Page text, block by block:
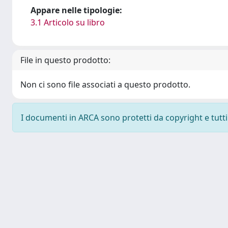
Appare nelle tipologie:
3.1 Articolo su libro
File in questo prodotto:
Non ci sono file associati a questo prodotto.
I documenti in ARCA sono protetti da copyright e